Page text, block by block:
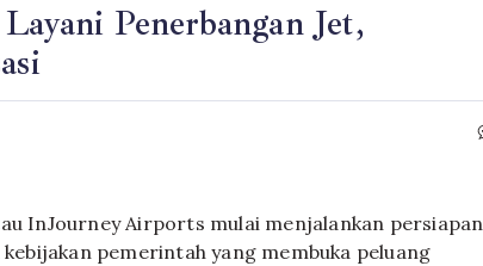
Penerbangan Jet,
InJourney Airports mulai menjalankan persiapan
pemerintah yang membuka peluang